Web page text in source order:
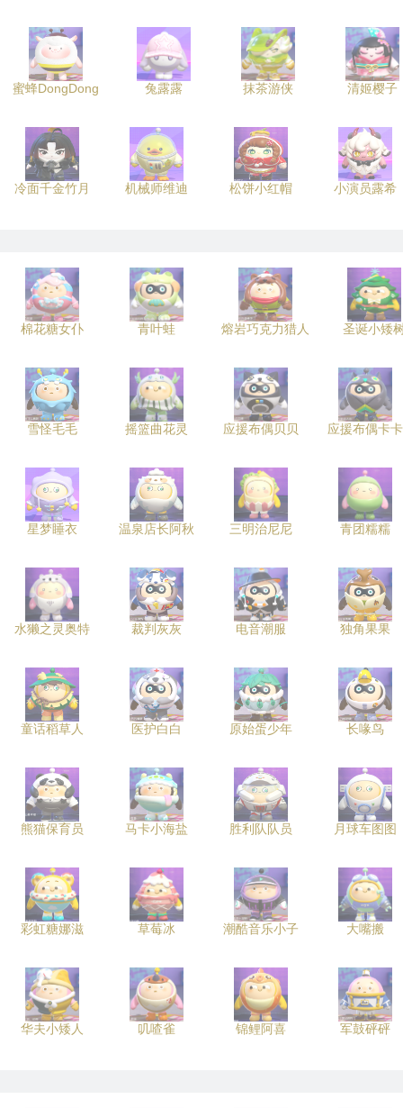
蜜蜂DongDong 兔露露 抹茶游侠 清姬樱子
冷面千金竹月 机械师维迪 松饼小红帽 小演员露希
棉花糖女仆 青叶蛙 熔岩巧克力猎人 圣诞小矮
雪怪毛毛 摇篮曲花灵 应援布偶贝贝 应援布偶卡卡
星梦睡衣 温泉店长阿秋 三明治尼尼 青团糯糯
水獭之灵奥特 裁判灰灰 电音潮服 独角果果
童话稻草人 医护白白 原始蛋少年 长喙鸟
熊猫保育员 马卡小海盐 胜利队队员 月球车图图
彩虹糖娜滋 草莓冰 潮酷音乐小子 大嘴搬
华夫小矮人 叽喳雀 锦鲤阿喜 军鼓砰砰